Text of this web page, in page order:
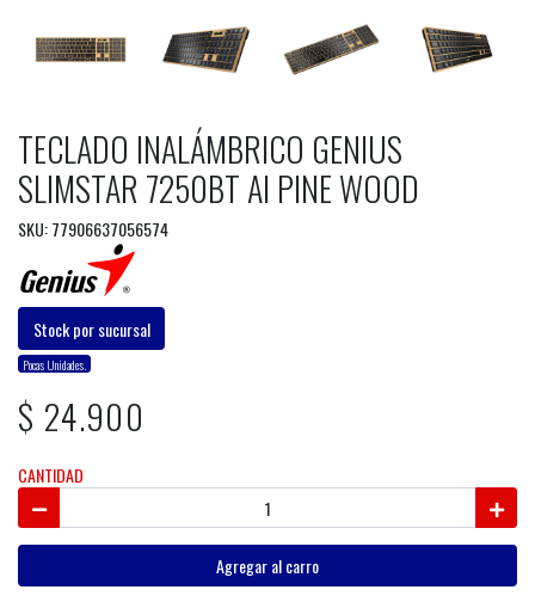
TECLADO INALÁMBRICO GENIUS
SLIMSTAR 7250BT AI PINE WOOD
SKU: 77906637056574
Stock por sucursal
Pocas Unidades.
$ 24.900
CANTIDAD
Agregar al carro